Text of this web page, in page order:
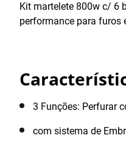
Kit martelete 800w c/ 6
performance para furos
3 Funções: Perfurar